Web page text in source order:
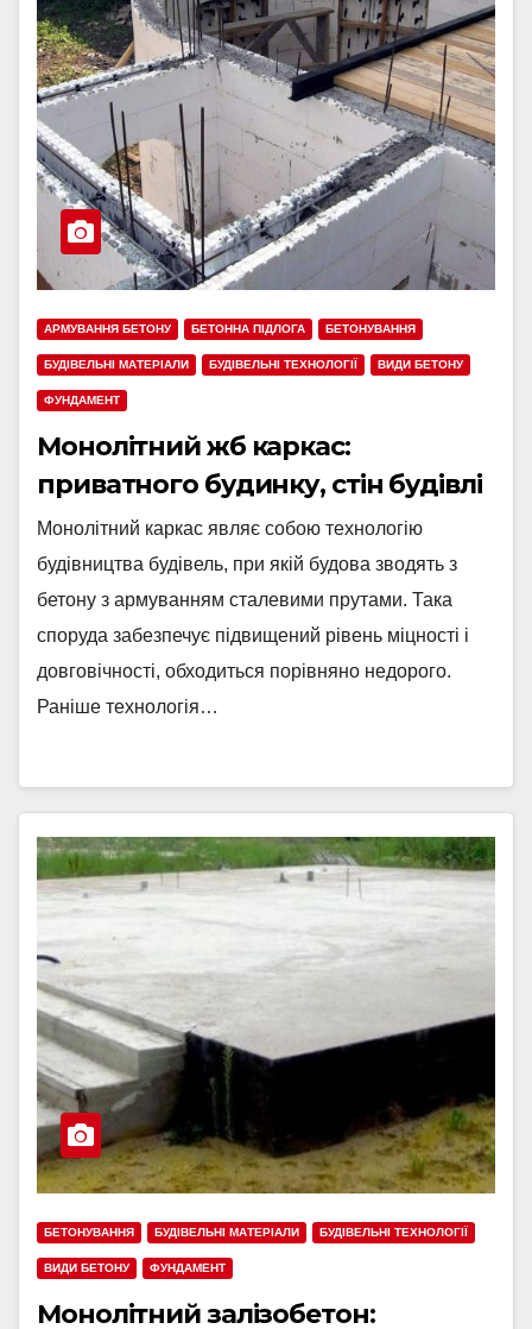
АРМУВАННЯ БЕТОНУ БЕТОННА ПІДЛОГА БЕТОНУВАННЯ
БУДІВЕЛЬНІ МАТЕРІАЛИ БУДІВЕЛЬНІ ТЕХНОЛОГІЇ ВИДИ БЕТОНУ
ФУНДАМЕНТ
Монолітний жб каркас:
приватного будинку, стін будівлі
Монолітний каркас являє собою технологію
будівництва будівель, при якій будова зводять з
бетону з армуванням сталевими прутами. Така
споруда забезпечує підвищений рівень міцності і
довговічності, обходиться порівняно недорого.
Раніше технологія…
БЕТОНУВАННЯ БУДІВЕЛЬНІ МАТЕРІАЛИ БУДІВЕЛЬНІ ТЕХНОЛОГІЇ
ВИДИ БЕТОНУ ФУНДАМЕНТ
Монолітний залізобетон: